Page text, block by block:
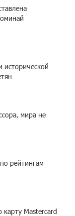
исторической
мира не
рейтингам
карту Mastercard